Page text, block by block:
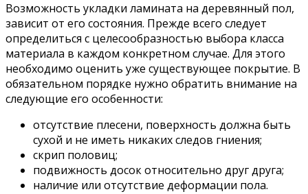
Возможность укладки ламината на деревянный пол,
зависит от его состояния. Прежде всего следует
определиться с целесообразностью выбора класса
материала в каждом конкретном случае. Для этого
необходимо оценить уже существующее покрытие. В
обязательном порядке нужно обратить внимание на
следующие его особенности:
отсутствие плесени, поверхность должна быть
сухой и не иметь никаких следов гниения;
скрип половиц;
подвижность досок относительно друг друга;
наличие или отсутствие деформации пола.